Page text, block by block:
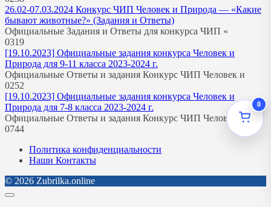
26.02-07.03.2024 Конкурс ЧИП Человек и Природа — «Какие
бывают животные?» (Задания и Ответы)
Официальные Задания и Ответы для конкурса ЧИП «
0319
[19.10.2023] Официальные задания конкурса Человек и
Природа для 9-11 класса 2023-2024 г.
Официальные Ответы и задания Конкурс ЧИП Человек и
0252
[19.10.2023] Официальные задания конкурса Человек и
Природа для 7-8 класса 2023-2024 г.
Официальные Ответы и задания Конкурс ЧИП Человек и
0744
Политика конфиденциальности
Наши Контакты
© 2026 Zubrilka.online
0